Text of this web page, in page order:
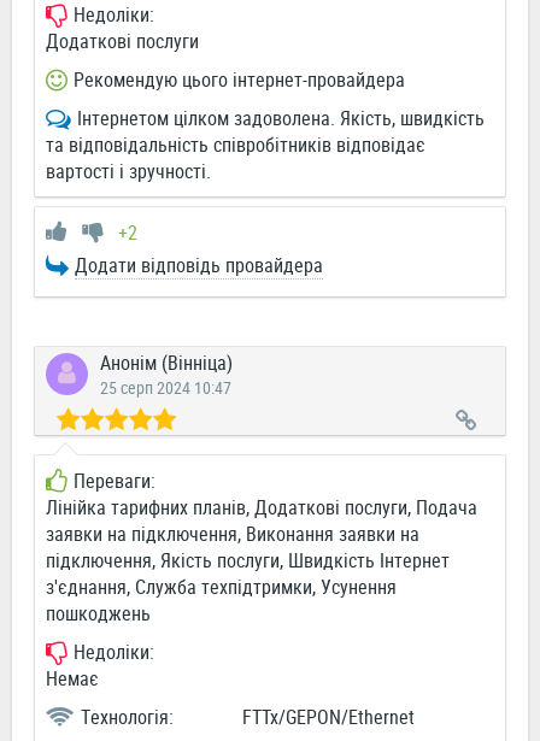
Недоліки:
Додаткові послуги
Рекомендую цього інтернет-провайдера
Інтернетом цілком задоволена. Якість, швидкість
та відповідальність співробітників відповідає
вартості і зручності.
+2
Додати відповідь провайдера
Анонім (Вінніца)
25 серп 2024 10:47
Переваги:
Лінійка тарифних планів, Додаткові послуги, Подача
заявки на підключення, Виконання заявки на
підключення, Якість послуги, Швидкість Інтернет
з'єднання, Служба техпідтримки, Усунення
пошкоджень
Недоліки:
Немає
Технологія:
FTTx/GEPON/Ethernet